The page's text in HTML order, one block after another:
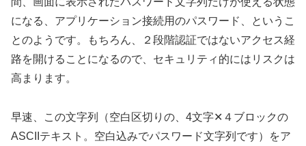
になる、アプリケーション接続用のパスワード、というこ
とのようです。もちろん、２段階認証ではないアクセス経
路を開けることになるので、セキュリティ的にはリスクは
高まります。
早速、この文字列（空白区切りの、4文字✕４ブロックの
ASCIIテキスト。空白込みでパスワード文字列です）をア